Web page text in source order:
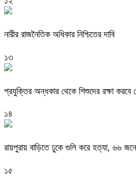
নারীর রাজনৈতিক অধিকার নিশ্চিতের দাবি
১৩
প্রযুক্তির অন্ধকার থেকে শিশুদের রক্ষা করবে
১৪
রায়পুরায় বাড়িতে ঢুকে গুলি করে হত্যা, ৬৬
১৫